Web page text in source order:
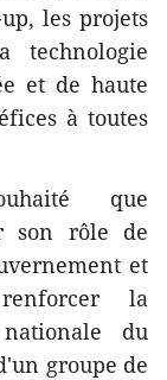
les projets
technologie
et de haute
à toutes
que
son rôle de
et
la
du
groupe de